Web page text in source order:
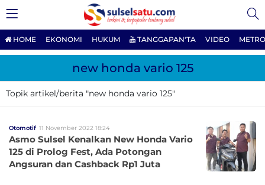
HOME EKONOMI HUKUM TANGGAPAN'TA VIDEO
new honda vario 125
Topik artikel/berita "new honda vario 125"
Otomotif 11 November 2022 18:24
Asmo Sulsel Kenalkan New Honda Vario
125 di Prolog Fest, Ada Potongan
Angsuran dan Cashback Rp1 Juta